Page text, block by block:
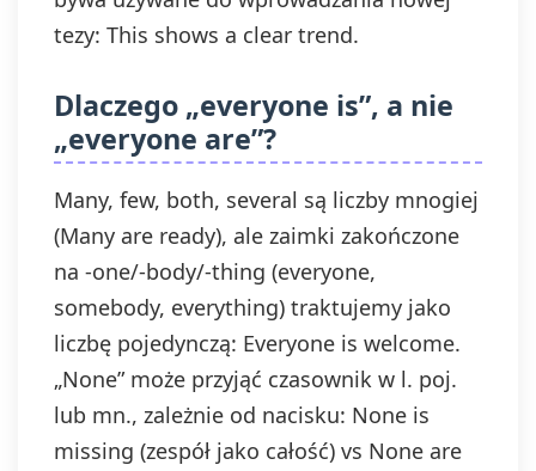
tezy: This shows a clear trend.
Dlaczego „everyone is”, a nie
„everyone are”?
Many, few, both, several są liczby mnogiej
(Many are ready), ale zaimki zakończone
na -one/-body/-thing (everyone,
somebody, everything) traktujemy jako
liczbę pojedynczą: Everyone is welcome.
„None” może przyjąć czasownik w l. poj.
lub mn., zależnie od nacisku: None is
missing (zespół jako całość) vs None are